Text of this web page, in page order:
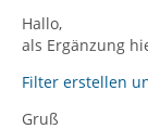
Hallo,
als Ergänzung
Filter erstellen
Gruß